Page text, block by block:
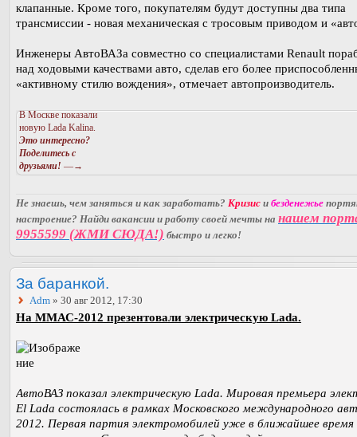
клапанные. Кроме того, покупателям будут доступны два типа
трансмиссии - новая механическая с тросовым приводом и
Инженеры АвтоВАЗа совместно со специалистами Renault
над ходовыми качествами авто, сделав его более
«активному стилю вождения», отмечает автопроизводитель.
В Москве показали
новую Lada Kalina.
Это интересно?
Поделитесь с
друзьями! —→
Не знаешь, чем заняться и как заработать? Кризис и безденежье
настроение? Найди вакансии и работу своей мечты на нашем
9955599 (ЖМИ СЮДА!) быстро и легко!
За баранкой.
Adm » 30 авг 2012, 17:30
На ММАС-2012 презентовали электрическую Lada.
АвтоВАЗ показал электрическую Lada. Мировая премьера
El Lada состоялась в рамках Московского международного
2012. Первая партия электромобилей уже в ближайшее время